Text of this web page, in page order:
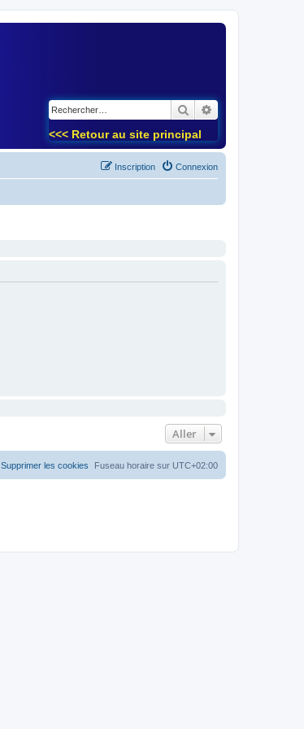
Rechercher
<<< Retour au site principal
Connexion
Inscription
Aller
Fuseau horaire sur UTC+02:00
Supprimer les cookies